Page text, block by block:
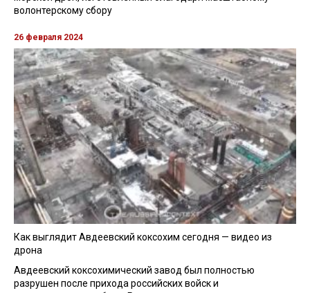
волонтерскому сбору
26 февраля 2024
Как выглядит Авдеевский коксохим сегодня — видео из
дрона
Авдеевский коксохимический завод был полностью
разрушен после прихода российских войск и